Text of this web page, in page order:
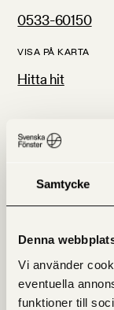
Samtycke
Denna
Vi använder
eventuella
funktioner till
0533-60150
VISA PÅ KARTA
Hitta hit
Hitta